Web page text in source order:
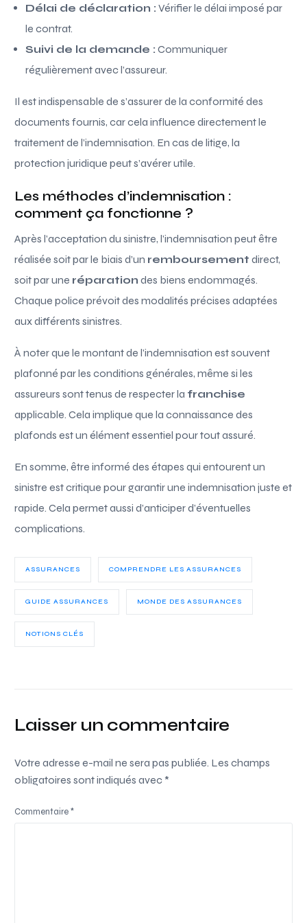
Délai de déclaration : Vérifier le délai imposé par
le contrat.
Suivi de la demande : Communiquer
régulièrement avec l’assureur.
Il est indispensable de s’assurer de la conformité des
documents fournis, car cela influence directement le
traitement de l’indemnisation. En cas de litige, la
protection juridique peut s’avérer utile.
Les méthodes d’indemnisation :
comment ça fonctionne ?
Après l’acceptation du sinistre, l’indemnisation peut être
réalisée soit par le biais d’un remboursement direct,
soit par une réparation des biens endommagés.
Chaque police prévoit des modalités précises adaptées
aux différents sinistres.
À noter que le montant de l’indemnisation est souvent
plafonné par les conditions générales, même si les
assureurs sont tenus de respecter la franchise
applicable. Cela implique que la connaissance des
plafonds est un élément essentiel pour tout assuré.
En somme, être informé des étapes qui entourent un
sinistre est critique pour garantir une indemnisation juste et
rapide. Cela permet aussi d’anticiper d’éventuelles
complications.
ASSURANCES COMPRENDRE LES ASSURANCES
GUIDE ASSURANCES MONDE DES ASSURANCES
NOTIONS CLÉS
Laisser un commentaire
Votre adresse e-mail ne sera pas publiée. Les champs
obligatoires sont indiqués avec *
Commentaire*